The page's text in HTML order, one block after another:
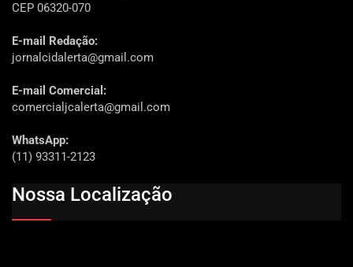
CEP 06320-070
E-mail Redação:
jornalcidalerta@gmail.com
E-mail Comercial:
comercialjcalerta@gmail.com
WhatsApp:
(11) 93311-2123
Nossa Localização